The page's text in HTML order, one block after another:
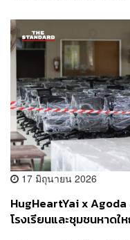
17 มิถุนายน 2026
HugHeartYai x
โรงเรียนและชุมชนหาด